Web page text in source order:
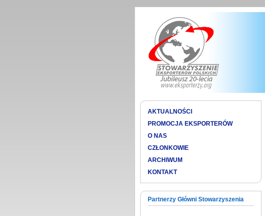
AKTUALNOŚCI
PROMOCJA EKSPORTERÓW
O NAS
CZŁONKOWIE
ARCHIWUM
KONTAKT
Partnerzy Główni Stowarzyszenia